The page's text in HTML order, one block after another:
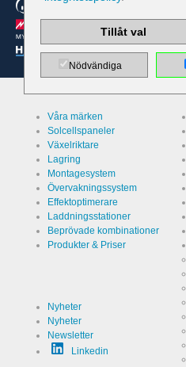
Våra märken
Solcellspaneler
Växelriktare
Lagring
Montagesystem
Övervakningssystem
Effektoptimerare
Laddningsstationer
Beprövade kombinationer
Produkter & Priser
Nyheter
Nyheter
Newsletter
Linkedin
Cookie
EWS GmbH
& Co. KG
Kategori
/
Varaktighet
Namn
Beslutscookie
Värd
EWS GmbH
Namn
Varaktighet
Tillåt val
Nödvändiga